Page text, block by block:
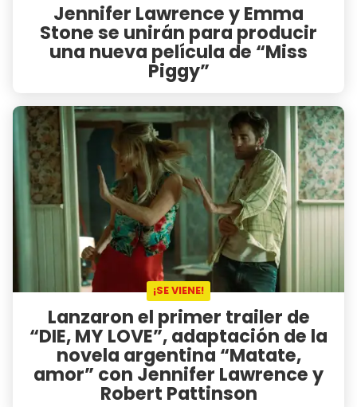
Jennifer Lawrence y Emma
Stone se unirán para producir
una nueva película de “Miss
Piggy”
¡SE VIENE!
Lanzaron el primer trailer de
“DIE, MY LOVE”, adaptación de la
novela argentina “Matate,
amor” con Jennifer Lawrence y
Robert Pattinson